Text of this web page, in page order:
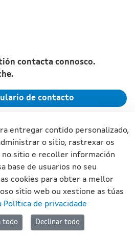
contacta connosco.
de contacto
mantida e publicada na internet
entregar contido personalizado,
o sitio, rastrexar os
no sitio e recoller información
base de usuarios no seu
cookies para obter a mellor
sitio web ou xestione as túas
Política de privacidade
todo Declinar todo